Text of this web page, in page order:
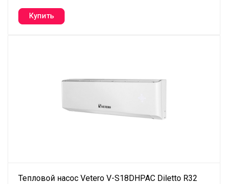
Тепловой насос Vetero V-S18DHPAC Diletto R32